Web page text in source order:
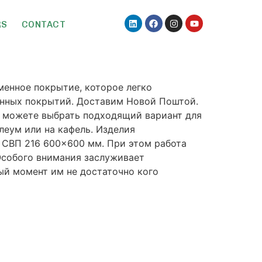
CONTACT
покрытие, которое легко
покрытий. Доставим Новой Поштой.
выбрать подходящий вариант для
или на кафель. Изделия
СВП 216 600×600 мм. При этом работа
внимания заслуживает
момент им не достаточно кого